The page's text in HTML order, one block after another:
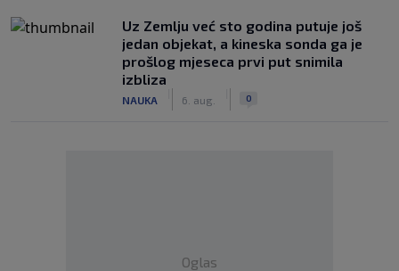
Uz Zemlju već sto godina putuje još
jedan objekat, a kineska sonda ga je
prošlog mjeseca prvi put snimila
izbliza
NAUKA 6. aug. 0
Oglas